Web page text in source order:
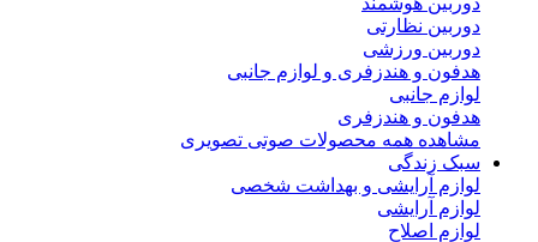
دوربین نظارتی
دوربین ورزشی
هدفون و هندزفری و لوازم جانبی
لوازم جانبی
هدفون و هندزفری
مشاهده همه محصولات صوتی تصویری
سبک زندگی
لوازم آرایشی و بهداشت شخصی
لوازم آرایشی
لوازم اصلاح